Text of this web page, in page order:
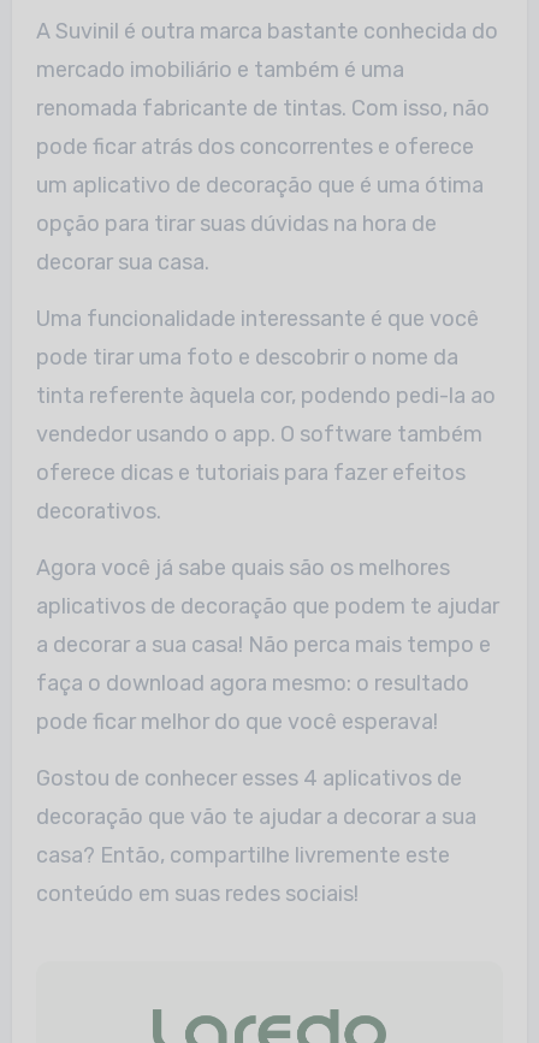
A Suvinil é outra marca bastante conhecida do
mercado imobiliário e também é uma
renomada fabricante de tintas. Com isso, não
pode ficar atrás dos concorrentes e oferece
um aplicativo de decoração que é uma ótima
opção para tirar suas dúvidas na hora de
decorar sua casa.
Uma funcionalidade interessante é que você
pode tirar uma foto e descobrir o nome da
tinta referente àquela cor, podendo pedi-la ao
vendedor usando o app. O software também
oferece dicas e tutoriais para fazer efeitos
decorativos.
Agora você já sabe quais são os melhores
aplicativos de decoração que podem te ajudar
a decorar a sua casa! Não perca mais tempo e
faça o download agora mesmo: o resultado
pode ficar melhor do que você esperava!
Gostou de conhecer esses 4 aplicativos de
decoração que vão te ajudar a decorar a sua
casa? Então, compartilhe livremente este
conteúdo em suas redes sociais!